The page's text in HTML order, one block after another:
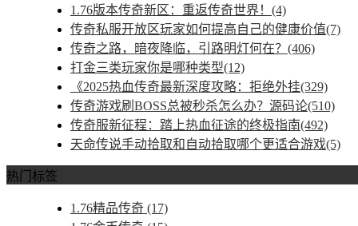
1.76版本传奇新区：重返传奇世界！(4)
传奇私服开放区玩家如何提高自己的健康价值(7)
传奇之路，暗夜降临，引路明灯何在？(406)
打金三类玩家你是哪种类型(12)
《2025热血传奇最新深度攻略：拒绝外挂(329)
传奇游戏刷BOSS总被秒杀怎么办？源码论(510)
传奇服新征程：踏上热血征途的终极指南(492)
天命传说手动拾取和自动拾取哪个更适合游戏(5)
热门标签
1.76精品传奇 (17)